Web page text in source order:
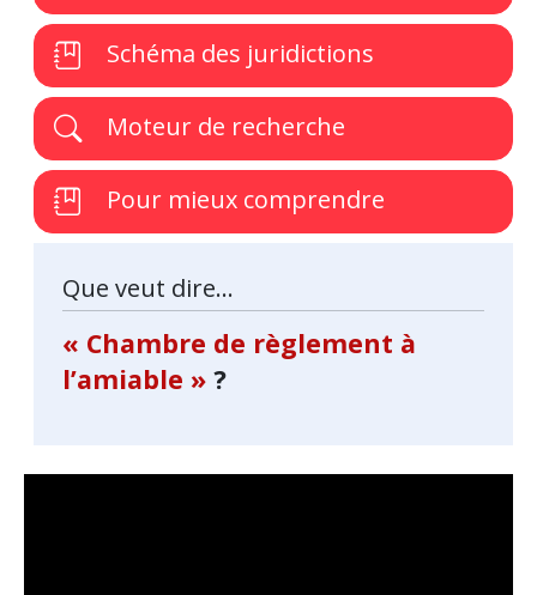
Schéma des juridictions
Moteur de recherche
Pour mieux comprendre
Que veut dire...
« Chambre de règlement à
l’amiable » ?